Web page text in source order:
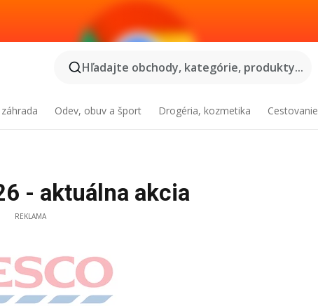
Hľadajte obchody, kategórie, produkty...
Odev, obuv a šport Drogéria, kozmetika Cestovanie
- aktuálna akcia
REKLAMA